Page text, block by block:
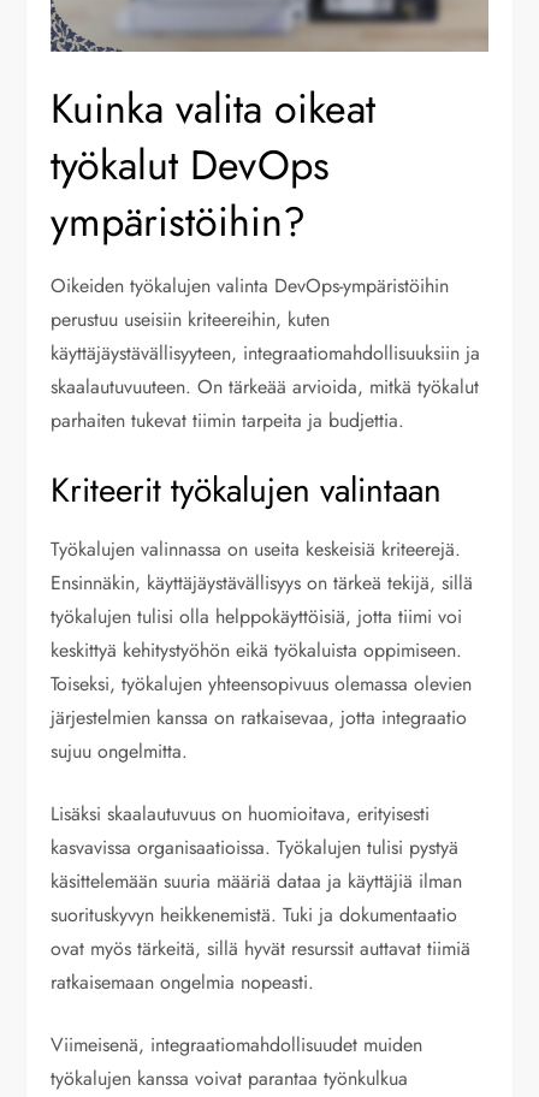
Kuinka valita oikeat
työkalut DevOps
ympäristöihin?
Oikeiden työkalujen valinta DevOps-ympäristöihin
perustuu useisiin kriteereihin, kuten
käyttäjäystävällisyyteen, integraatiomahdollisuuksiin ja
skaalautuvuuteen. On tärkeää arvioida, mitkä työkalut
parhaiten tukevat tiimin tarpeita ja budjettia.
Kriteerit työkalujen valintaan
Työkalujen valinnassa on useita keskeisiä kriteerejä.
Ensinnäkin, käyttäjäystävällisyys on tärkeä tekijä, sillä
työkalujen tulisi olla helppokäyttöisiä, jotta tiimi voi
keskittyä kehitystyöhön eikä työkaluista oppimiseen.
Toiseksi, työkalujen yhteensopivuus olemassa olevien
järjestelmien kanssa on ratkaisevaa, jotta integraatio
sujuu ongelmitta.
Lisäksi skaalautuvuus on huomioitava, erityisesti
kasvavissa organisaatioissa. Työkalujen tulisi pystyä
käsittelemään suuria määriä dataa ja käyttäjiä ilman
suorituskyvyn heikkenemistä. Tuki ja dokumentaatio
ovat myös tärkeitä, sillä hyvät resurssit auttavat tiimiä
ratkaisemaan ongelmia nopeasti.
Viimeisenä, integraatiomahdollisuudet muiden
työkalujen kanssa voivat parantaa työnkulkua